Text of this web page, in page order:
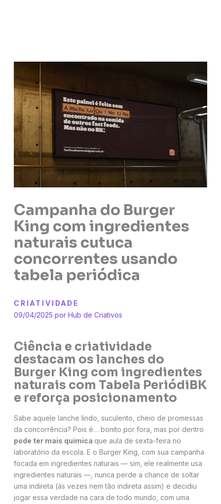
Campanha do Burger
King com ingredientes
naturais cutuca
concorrentes usando
tabela periódica
CRIATIVIDADE
09/04/2025 por Hub de Criativos
Ciência e criatividade
destacam os lanches do
Burger King com ingredientes
naturais com Tabela PeriódiBK
e reforça posicionamento
Sabe aquele lanche lindo, suculento, cheio de promessas
da concorrência? Pois é… bonito por fora, mas por dentro
pode ter mais química que aula de sexta-feira no
laboratório da escola. E o Burger King, com sua campanha
focada em ingredientes naturais — sim, ele realmente usa
ingredientes naturais —, nunca perde a chance de soltar
uma indireta (às vezes nem tão indireta assim) e decidiu
jogar essa verdade na cara de todo mundo, com uma